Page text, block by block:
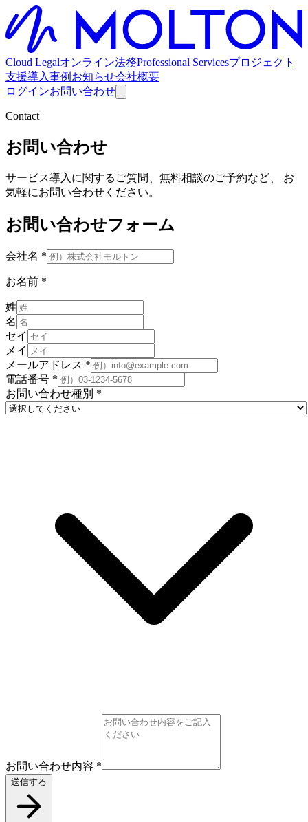
Cloud Legalオンライン法務Professional Servicesプロジェクト
支援導入事例 お知らせ会社概要
ログインお問い合わせ
Contact
お問い合わせ
サービス導入に関するご質問、無料相談のご予約など、 お
気軽にお問い合わせください。
お問い合わせフォーム
会社名 *
お名前 *
姓
名
セイ
メイ
メールアドレス *
電話番号 *
お問い合わせ種別 *
お問い合わせ内容 *
送信する